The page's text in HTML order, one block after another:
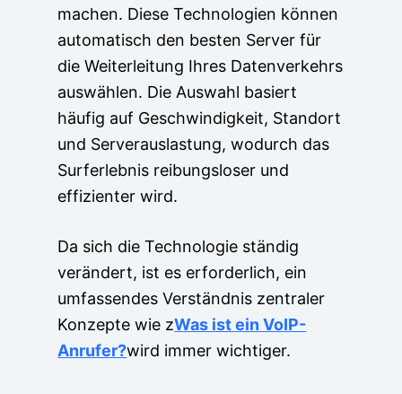
machen. Diese Technologien können
automatisch den besten Server für
die Weiterleitung Ihres Datenverkehrs
auswählen. Die Auswahl basiert
häufig auf Geschwindigkeit, Standort
und Serverauslastung, wodurch das
Surferlebnis reibungsloser und
effizienter wird.
Da sich die Technologie ständig
verändert, ist es erforderlich, ein
umfassendes Verständnis zentraler
Konzepte wie zWas ist ein VoIP-
Anrufer?wird immer wichtiger.